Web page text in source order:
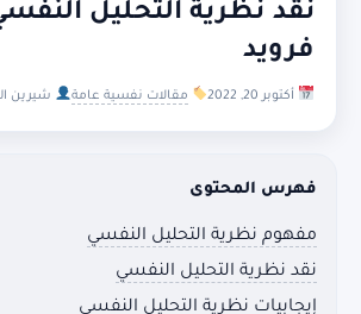
نقد نظرية التحليل
فرويد
أكتوبر 20, 2022 مقالات نفسية عامة شيرين
فهرس المحتوى
مفهوم نظرية التحليل النفسي
نقد نظرية التحليل النفسي
إيجابيات نظرية التحليل النفسي